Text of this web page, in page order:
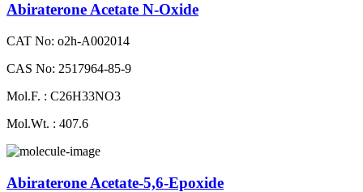
Abiraterone Acetate N-Oxide
CAT No: o2h-A002014
CAS No: 2517964-85-9
Mol.F. : C26H33NO3
Mol.Wt. : 407.6
Abiraterone Acetate-5,6-Epoxide